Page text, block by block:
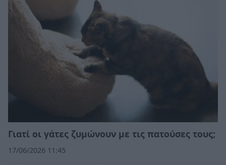
Γιατί οι γάτες ζυμώνουν με τις πατούσες τους;
17/06/2026 11:45